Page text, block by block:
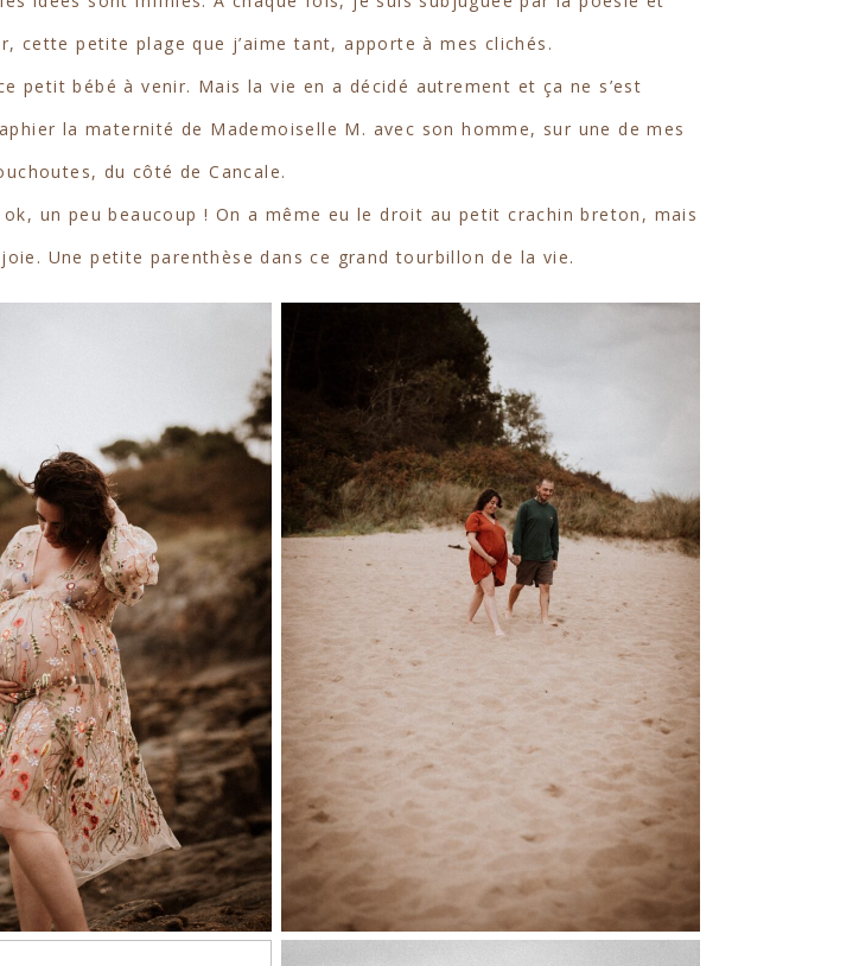
cette petite plage que j’aime tant, apporte à mes clichés.
petit bébé à venir. Mais la vie en a décidé autrement et ça ne s’est
la maternité de Mademoiselle M. avec son homme, sur une de mes
du côté de Cancale.
un peu beaucoup ! On a même eu le droit au petit crachin breton, mais
Une petite parenthèse dans ce grand tourbillon de la vie.